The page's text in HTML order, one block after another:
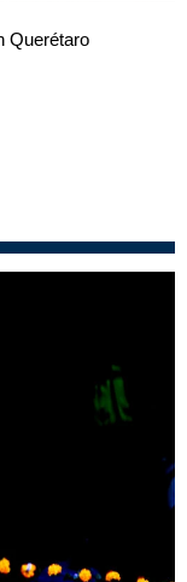
Querétaro